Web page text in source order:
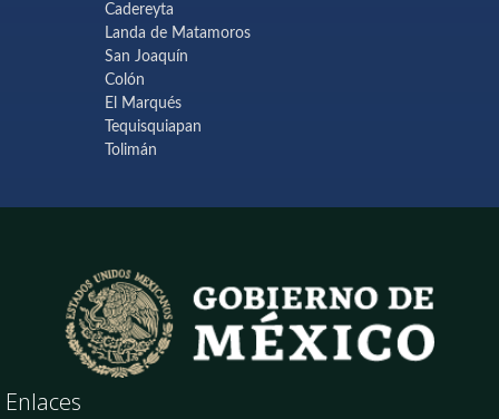
Cadereyta
Landa de Matamoros
San Joaquín
Colón
El Marqués
Tequisquiapan
Tolimán
Enlaces